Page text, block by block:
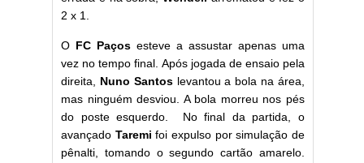
2 x 1.
O FC Paços esteve a assustar apenas uma
vez no tempo final. Após jogada de ensaio pela
direita, Nuno Santoslevantou a bola na área,
mas ninguém desviou. A bola morreu nos pés
do poste esquerdo. No final da partida, o
avançado Taremi foi expulso por simulação de
pênalti, tomando o segundo cartão amarelo.